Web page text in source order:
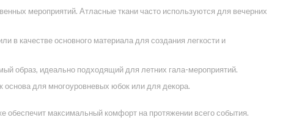
мероприятий. Атласные ткани часто используются для вечерних
в качестве основного материала для создания легкости и
образ, идеально подходящий для летних гала-мероприятий.
основа для многоуровневых юбок или для декора.
обеспечит максимальный комфорт на протяжении всего события.